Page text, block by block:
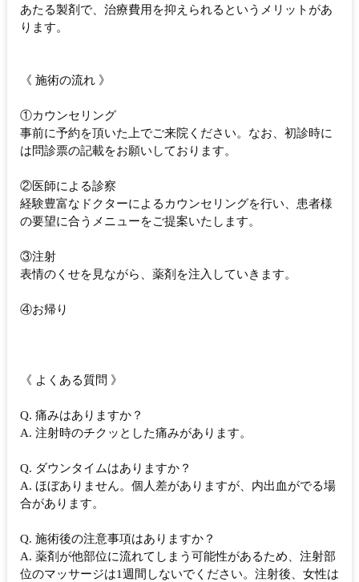
あたる製剤で、治療費用を抑えられるというメリットがあ
ります。
《 施術の流れ 》
①カウンセリング
事前に予約を頂いた上でご来院ください。なお、初診時に
は問診票の記載をお願いしております。
②医師による診察
経験豊富なドクターによるカウンセリングを行い、患者様
の要望に合うメニューをご提案いたします。
③注射
表情のくせを見ながら、薬剤を注入していきます。
④お帰り
《 よくある質問 》
Q. 痛みはありますか？
A. 注射時のチクッとした痛みがあります。
Q. ダウンタイムはありますか？
A. ほぼありません。個人差がありますが、内出血がでる場
合があります。
Q. 施術後の注意事項はありますか？
A. 薬剤が他部位に流れてしまう可能性があるため、注射部
位のマッサージは1週間しないでください。注射後、女性は